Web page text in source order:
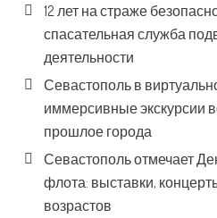
12 лет на страже
спасательная служба
деятельности
Севастополь в
иммерсивные экскурсии
прошлое города
Севастополь отмечает
флота: выставки,
возрастов